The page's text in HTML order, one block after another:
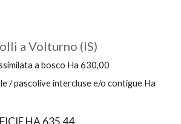
a Volturno (IS)
a bosco Ha 630,00
/ pascolive intercluse e/o contigue Ha
HA 635,44